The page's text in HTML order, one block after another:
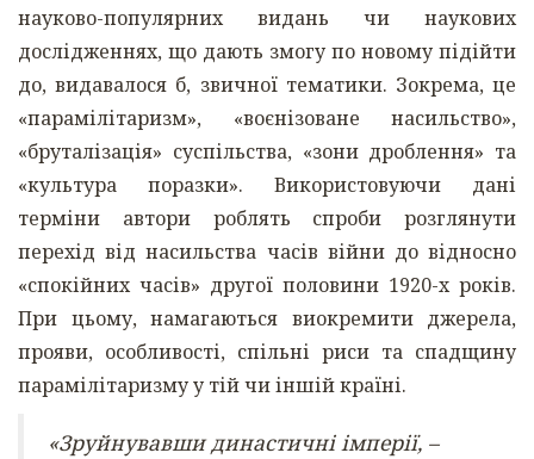
науково-популярних видань чи наукових
дослідженнях, що дають змогу по новому підійти
до, видавалося б, звичної тематики. Зокрема, це
«парамілітаризм», «воєнізоване насильство»,
«бруталізація» суспільства, «зони дроблення» та
«культура поразки». Використовуючи дані
терміни автори роблять спроби розглянути
перехід від насильства часів війни до відносно
«спокійних часів» другої половини 1920-х років.
При цьому, намагаються виокремити джерела,
прояви, особливості, спільні риси та спадщину
парамілітаризму у тій чи іншій країні.
«Зруйнувавши династичні імперії, –